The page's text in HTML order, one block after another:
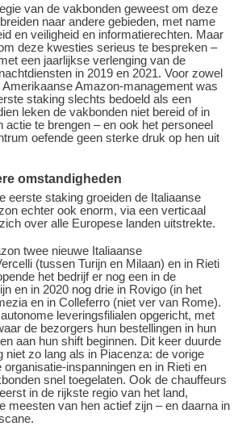
van de vakbonden geweest om deze
naar andere gebieden, met name
en veiligheid en informatierechten. Maar
deze kwesties serieus te bespreken –
een jaarlijkse verlenging van de
in 2019 en 2021. Voor zowel
Amerikaanse Amazon-management was
staking slechts bedoeld als een
leken de vakbonden niet bereid of in
actie te brengen – en ook het personeel
oefende geen sterke druk op hen uit
omstandigheden
eerste staking groeiden de Italiaanse
echter ook enorm, via een verticaal
over alle Europese landen uitstrekte.
twee nieuwe Italiaanse
(tussen Turijn en Milaan) en in Rieti
het bedrijf er nog een in de
en in 2020 nog drie in Rovigo (in het
en in Colleferro (niet ver van Rome).
leveringsfilialen opgericht, met
de bezorgers hun bestellingen in hun
aan hun shift beginnen. Dit keer duurde
niet zo lang als in Piacenza: de vorige
inspanningen en in Rieti en
snel toegelaten. Ook de chauffeurs
in de rijkste regio van het land,
meesten van hen actief zijn – en daarna in